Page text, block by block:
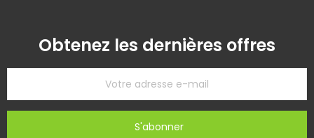
Obtenez les dernières offres
S'abonner